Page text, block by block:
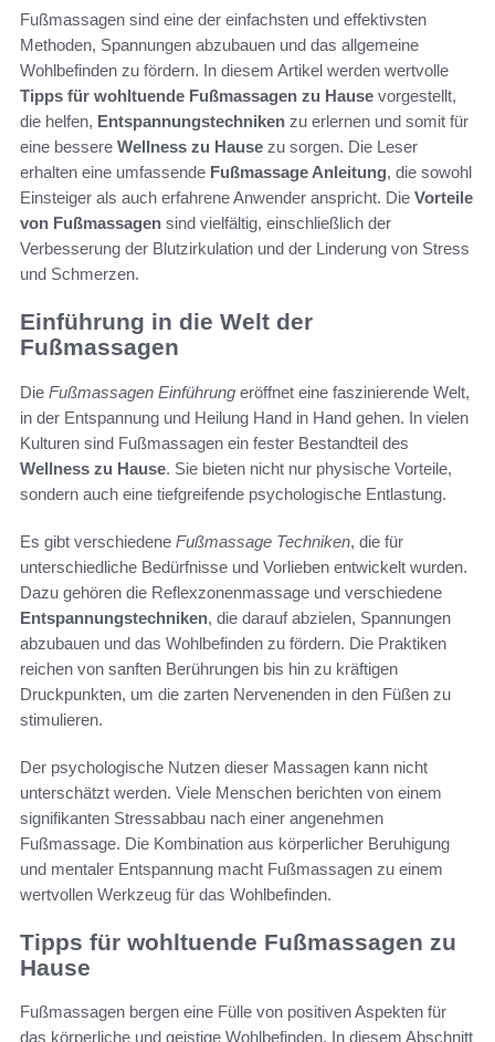
Fußmassagen sind eine der einfachsten und effektivsten
Methoden, Spannungen abzubauen und das allgemeine
Wohlbefinden zu fördern. In diesem Artikel werden wertvolle
Tipps für wohltuende Fußmassagen zu Hause vorgestellt,
die helfen, Entspannungstechniken zu erlernen und somit für
eine bessere Wellness zu Hause zu sorgen. Die Leser
erhalten eine umfassende Fußmassage Anleitung, die sowohl
Einsteiger als auch erfahrene Anwender anspricht. Die Vorteile
von Fußmassagen sind vielfältig, einschließlich der
Verbesserung der Blutzirkulation und der Linderung von Stress
und Schmerzen.
Einführung in die Welt der
Fußmassagen
Die Fußmassagen Einführung eröffnet eine faszinierende Welt,
in der Entspannung und Heilung Hand in Hand gehen. In vielen
Kulturen sind Fußmassagen ein fester Bestandteil des
Wellness zu Hause. Sie bieten nicht nur physische Vorteile,
sondern auch eine tiefgreifende psychologische Entlastung.
Es gibt verschiedene Fußmassage Techniken, die für
unterschiedliche Bedürfnisse und Vorlieben entwickelt wurden.
Dazu gehören die Reflexzonenmassage und verschiedene
Entspannungstechniken, die darauf abzielen, Spannungen
abzubauen und das Wohlbefinden zu fördern. Die Praktiken
reichen von sanften Berührungen bis hin zu kräftigen
Druckpunkten, um die zarten Nervenenden in den Füßen zu
stimulieren.
Der psychologische Nutzen dieser Massagen kann nicht
unterschätzt werden. Viele Menschen berichten von einem
signifikanten Stressabbau nach einer angenehmen
Fußmassage. Die Kombination aus körperlicher Beruhigung
und mentaler Entspannung macht Fußmassagen zu einem
wertvollen Werkzeug für das Wohlbefinden.
Tipps für wohltuende Fußmassagen zu
Hause
Fußmassagen bergen eine Fülle von positiven Aspekten für
das körperliche und geistige Wohlbefinden. In diesem Abschnitt